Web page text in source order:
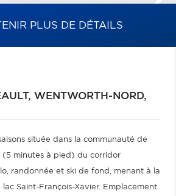
PLUS DE DÉTAILS
WENTWORTH-NORD,
située dans la communauté de
(5 minutes à pied) du corridor
randonnée et ski de fond, menant à la
Saint-François-Xavier. Emplacement